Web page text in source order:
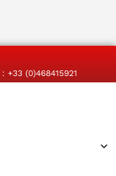
+33 (0)468415921